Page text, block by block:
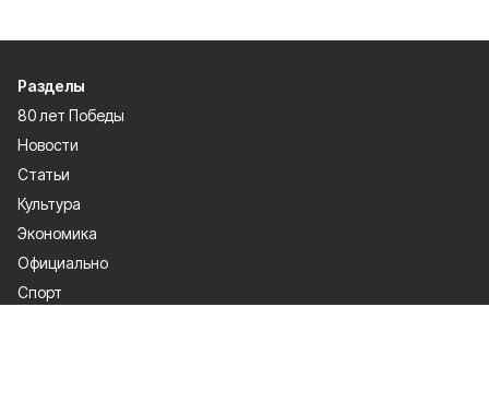
Разделы
80 лет Победы
Новости
Статьи
Культура
Экономика
Официально
Спорт